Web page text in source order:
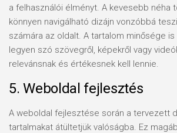
a felhasználói élményt. A kevesebb néha
könnyen navigálható dizájn vonzóbbá
számára az oldalt. A tartalom minősége
legyen szó szövegről, képekről vagy
relevánsnak és értékesnek kell lennie.
5. Weboldal fejlesztés
A weboldal fejlesztése során a tervezett
tartalmakat átültetjük valóságba. Ez